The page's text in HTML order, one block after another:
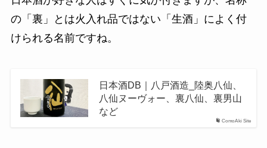
の「裏」とは火入れ品ではない「生酒」によく付
けられる名前ですね。
ComoAki Site
日本酒DB｜八戸酒造_陸奥八仙、
八仙ヌーヴォー、裏八仙、裏男山
など